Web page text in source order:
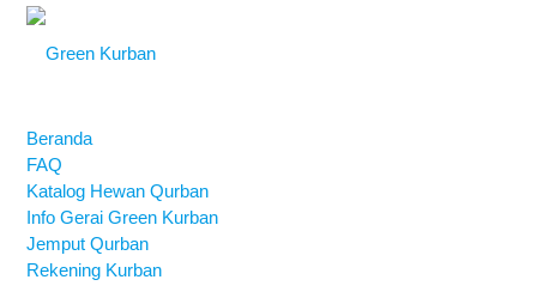
Beranda
FAQ
Katalog Hewan Qurban
Info Gerai Green Kurban
Jemput Qurban
Rekening Kurban